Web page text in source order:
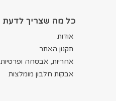
כל מה שצריך לדעת
אודות
תקנון האתר
אחריות, אבטחה ופרטיות
אבקות חלבון מומלצות